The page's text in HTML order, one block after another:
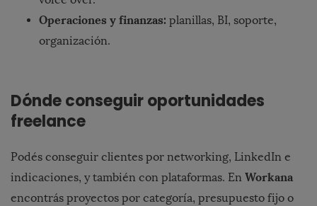
Operaciones y finanzas: planillas, BI, soporte,
organización.
Dónde conseguir oportunidades
freelance
Podés conseguir clientes por networking, LinkedIn e
indicaciones, y también con plataformas. En Workana
encontrás proyectos por categoría, presupuesto fijo o